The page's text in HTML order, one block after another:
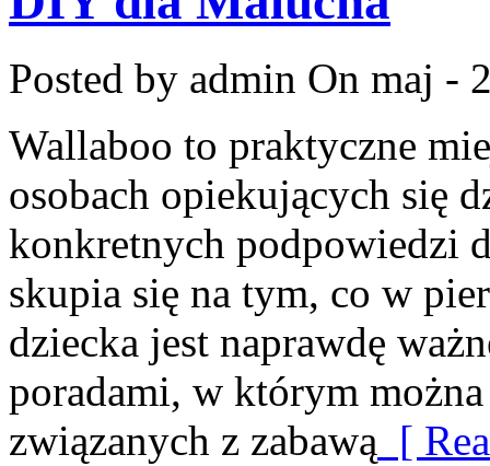
Posted by admin On maj -
Wallaboo to praktyczne
osobach opiekujących się
konkretnych podpowiedzi
skupia się na tym, co w
dziecka jest naprawdę
poradami, w którym
związanych z zabawą [